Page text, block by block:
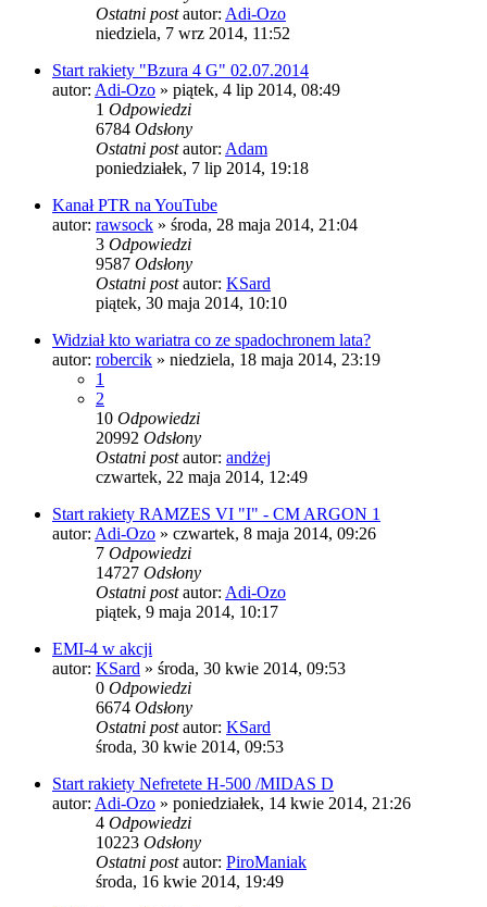
Ostatni postautor: Adi-Ozo
niedziela, 7 wrz 2014, 11:52
Start rakiety "Bzura 4 G" 02.07.2014
autor: Adi-Ozo » piątek, 4 lip 2014, 08:49
1 Odpowiedzi
6784 Odsłony
Ostatni postautor: Adam
poniedziałek, 7 lip 2014, 19:18
Kanał PTR na YouTube
autor: rawsock » środa, 28 maja 2014, 21:04
3 Odpowiedzi
9587 Odsłony
Ostatni postautor: KSard
piątek, 30 maja 2014, 10:10
Widział kto wariatra co ze spadochronem lata?
autor: robercik » niedziela, 18 maja 2014, 23:19
1
2
10 Odpowiedzi
20992 Odsłony
Ostatni postautor: andżej
czwartek, 22 maja 2014, 12:49
Start rakiety RAMZES VI "I" - CM ARGON 1
autor: Adi-Ozo » czwartek, 8 maja 2014, 09:26
7 Odpowiedzi
14727 Odsłony
Ostatni postautor: Adi-Ozo
piątek, 9 maja 2014, 10:17
EMI-4 w akcji
autor: KSard » środa, 30 kwie 2014, 09:53
0 Odpowiedzi
6674 Odsłony
Ostatni postautor: KSard
środa, 30 kwie 2014, 09:53
Start rakiety Nefretete H-500 /MIDAS D
autor: Adi-Ozo » poniedziałek, 14 kwie 2014, 21:26
4 Odpowiedzi
10223 Odsłony
Ostatni postautor: PiroManiak
środa, 16 kwie 2014, 19:49